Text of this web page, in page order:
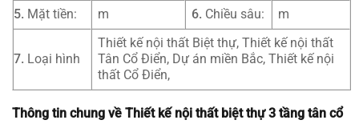
5. Mặt tiền: m 6. Chiều sâu: m
7. Loại hình
Thiết kế nội thất Biệt thự, Thiết kế nội thất
Tân Cổ Điển, Dự án miền Bắc, Thiết kế nội
thất Cổ Điển,
Thông tin chung về Thiết kế nội thất biệt thự 3 tầng tân cổ